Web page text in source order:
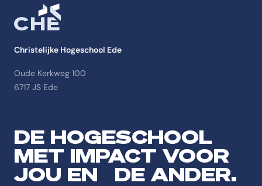
Christelijke Hogeschool Ede
Oude Kerkweg 100
6717 JS Ede
DE HOGESCHOOL
MET IMPACT VOOR
JOU EN DE ANDER.